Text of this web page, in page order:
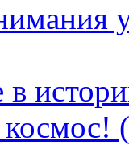
в